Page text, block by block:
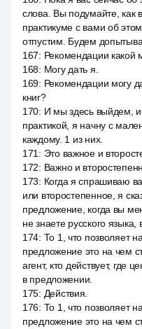
слова. Вы подумайте, как
практикуме с вами об
отпустим. Будем
167: Рекомендации какой
168: Могу дать я.
169: Рекомендации могу
книг?
170: И мы здесь выйдем, и
практикой, я начну с
каждому. 1 из них.
171 : Это важное и
172: Важно и
173: Когда я спрашиваю
или второстепенное, я
предложение, когда вы
не знаете русского языка,
174: То 1, что позволяет
предложение это на чем
агент, кто действует, где
в предложении.
175: Действия.
176: То 1, что позволяет
предложение это на чем